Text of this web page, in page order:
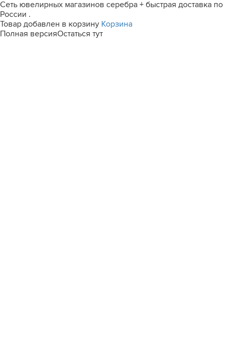
Сеть ювелирных магазинов серебра + быстрая доставка по
России .
Товар добавлен в корзину Корзина
Полная версияОстаться тут